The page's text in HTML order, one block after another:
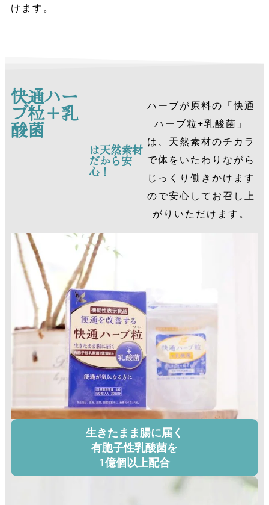
けます。
快通ハー
ブ粒＋乳
酸菌
は天然素材
だから安
心！
ハーブが原料の「快通
ハーブ粒+乳酸菌」
は、天然素材のチカラ
で体をいたわりながら
じっくり働きかけます
ので安心してお召し上
がりいただけます。
生きたまま腸に届く
有胞子性乳酸菌を
1億個以上配合